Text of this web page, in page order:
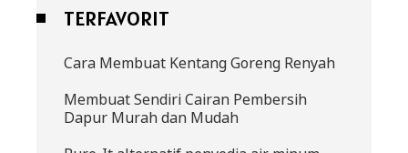
TERFAVORIT
Cara Membuat Kentang Goreng Renyah
Membuat Sendiri Cairan Pembersih
Dapur Murah dan Mudah